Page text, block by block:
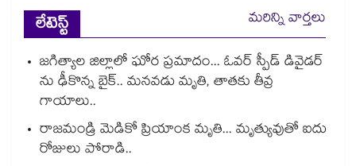
లేటెస్ట్
మరిన్ని వార్తలు
జగిత్యాల జిల్లాలో ఘోర ప్రమాదం... ఓవర్ స్పీడ్ డివైడర్
ను ఢీకొన్న బైక్.. మనవడు మృతి, తాతకు తీవ్ర
గాయాలు..
రాజమండ్రి మెడికో ప్రియాంక మృతి... మృత్యువుతో ఐదు
రోజులు పోరాడి..